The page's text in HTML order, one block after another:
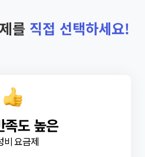
를 직접 선택하세요!
족도 높은
비 요금제